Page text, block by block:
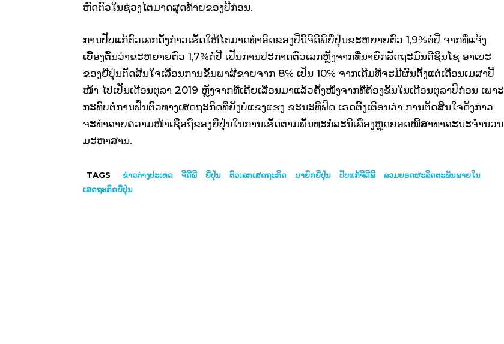
ຫົດ​ຕົວ​ໃນຊ່ວງ​​ໄຕ​ມາດ​ສຸດ​ທ້າຍ​ຂອງ​ປີ​ກ່ອນ.
ການ​ປັບ​ແກ້​ຕົວ​ເລກ​ດັ່ງກ່າວ​​ເຮັດ​ໃຫ້​ໄຕ​ມາດ​ທຳ​ອິດ​ຂອງ​ປີ​ນີ້​ຈີ​ດີ​ພີ​ຍີ່ປຸ່ນ​ຂະຫຍາຍຕົວ 1,9%ຕໍ່​ປີ ຈາກ​ທີ່​ແຈ້ງ​
ເບື້ອງ​ຕົ້ນ​ວ່າ​ຂະຫຍາຍຕົວ 1,7%ຕໍ່​ປີ ​ເປັນ​ການ​ປະກາດ​ຕົວ​ເລກ​ຫຼັງ​ຈາກ​ທີ່​ນາຍົກ​ລັດຖະມົນຕີ​ຊິນ​ໂຊ ອາ​ເບະ​
ຂອງ​ຍີ່ປຸ່ນ​ຕັດສິນ​ໃຈ​ເລື່ອນ​ການ​ຂຶ້ນ​ພາສີ​ຂາຍ​ຈາກ​ 8% ​ເປັນ 10% ຈາກ​ເດີມ​ທີ່​ຈະ​ມີ​ຜົນ​ຕັ້ງ​ແຕ່​ເດືອນ​ເມສາ​ປີ
ໜ້າ ​ໄປ​ເປັນ​ເດືອນ​ຕຸລາ 2019 ຫຼັງ​ຈາກ​ທີ່​ເຄີຍ​ເລື່ອນ​ມາ​ແລ້ວ​​ຄັ້ງ​ໜຶ່ງຈາກ​ທີ່​ຕ້ອງ​ຂຶ້ນ​ໃນ​ເດືອນ​ຕຸລາ​ປີກ່ອນ ​ເພາະ​
ກະທົບ​ຕໍ່​ການ​ຟື້ນ​ຕົວ​ທາງ​ເສດຖະກິດ​ທີ່​ຍັງ​ບໍ່​ແຂງ​ແຮງ ຂະນະ​ທີ່​ຟິດ ​ເຣດຕິ້ງ​ເຕືອນ​ວ່າ ການ​ຕັດສິນ​ໃຈ​ດັ່ງກ່າວ​
ຈະ​ທຳລາຍ​ຄວາມ​ໜ້າ​ເຊື່ອ​ຖື​ຂອງ​ຍີ່ປຸ່ນ​ໃນ​ການ​ເຮັດ​ຕາມ​ພັນທະກໍລະນີ​ເລື່ອງ​ຫຼຸດ​ຍອດ​ໜີ້​ສາທາລະນະ​ຈຳນວນ​
ມະຫາສານ.
TAGS ຂ່າວ​ຕ່າງ​ປະເທດ ຈີດີພີ ຍີ່ປຸ່ນ ຕົວເລກເສດຖະກິດ ນາຍົກຍີ່ປຸ່ນ ປັບແກ້ຈີດີພີ
ລວມຍອດຜະລິດຕະພັນພາຍໃນ
ເສດຖະກິດຍີ່ປຸ່ນ